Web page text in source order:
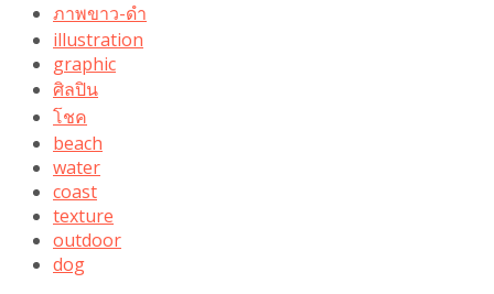
ภาพขาว-ดำ
illustration
graphic
ศิลปิน
โชค
beach
water
coast
texture
outdoor
dog